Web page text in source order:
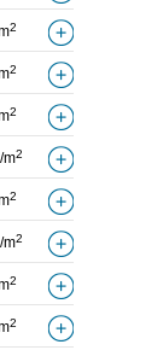
2
2
2
m2
2
m2
2
2